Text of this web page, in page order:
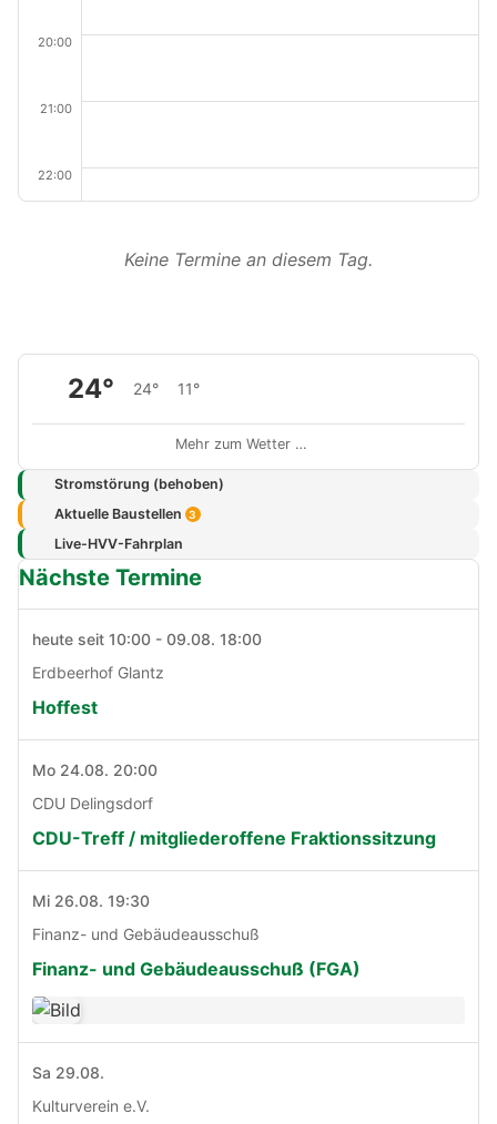
20:00
21:00
22:00
Keine Termine an diesem Tag.
24° 24° 11°
Mehr zum Wetter …
Stromstörung (behoben)
Aktuelle Baustellen 3
Live-HVV-Fahrplan
Nächste Termine
heute seit 10:00 - 09.08. 18:00
Erdbeerhof Glantz
Hoffest
Mo 24.08. 20:00
CDU Delingsdorf
CDU-Treff / mitgliederoffene Fraktionssitzung
Mi 26.08. 19:30
Finanz- und Gebäudeausschuß
Finanz- und Gebäudeausschuß (FGA)
Sa 29.08.
Kulturverein e.V.